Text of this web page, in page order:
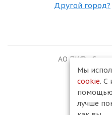
Другой город?
АО ПКФ
Мы
cookie. С
лучше